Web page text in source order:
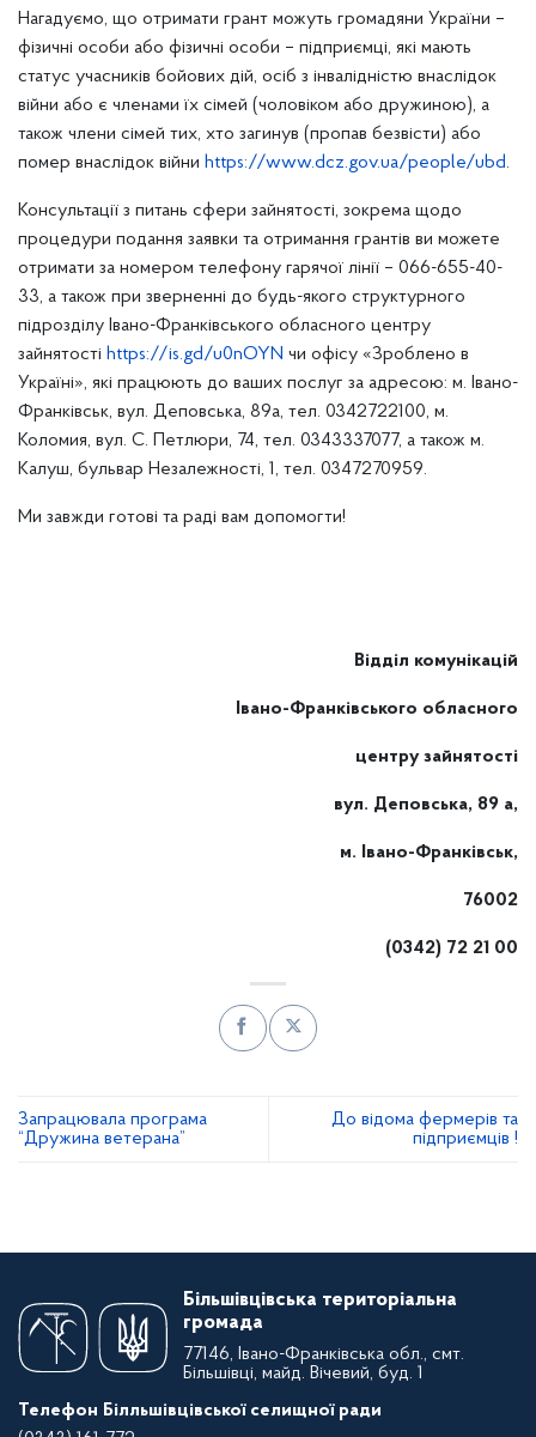
Нагадуємо, що отримати грант можуть громадяни України –
фізичні особи або фізичні особи – підприємці, які мають
статус учасників бойових дій, осіб з інвалідністю внаслідок
війни або є членами їх сімей (чоловіком або дружиною), а
також члени сімей тих, хто загинув (пропав безвісти) або
помер внаслідок війни https://www.dcz.gov.ua/people/ubd.
Консультації з питань сфери зайнятості, зокрема щодо
процедури подання заявки та отримання грантів ви можете
отримати за номером телефону гарячої лінії – 066-655-40-
33, а також при зверненні до будь-якого структурного
підрозділу Івано-Франківського обласного центру
зайнятості https://is.gd/u0nOYN чи офісу «Зроблено в
Україні», які працюють до ваших послуг за адресою: м. Івано-
Франківськ, вул. Деповська, 89а, тел. 0342722100, м.
Коломия, вул. С. Петлюри, 74, тел. 0343337077, а також м.
Калуш, бульвар Незалежності, 1, тел. 0347270959.
Ми завжди готові та раді вам допомогти!
Відділ комунікацій
Івано-Франківського обласного
центру зайнятості
вул. Деповська, 89 а,
м. Івано-Франківськ,
76002
(0342) 72 21 00
Запрацювала програма
“Дружина ветерана”
До відома фермерів та
підприємців !
Більшівцівська територіальна
громада
77146, Івано-Франківська обл., смт.
Більшівці, майд. Вічевий, буд. 1
Телефон Білльшівцівської селищної ради